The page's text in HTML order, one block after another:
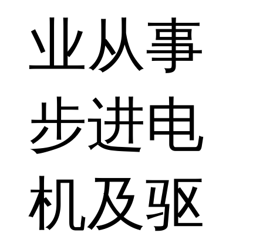
业从事
步进电
机及驱